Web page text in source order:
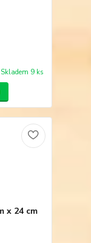
Skladem 9 ks